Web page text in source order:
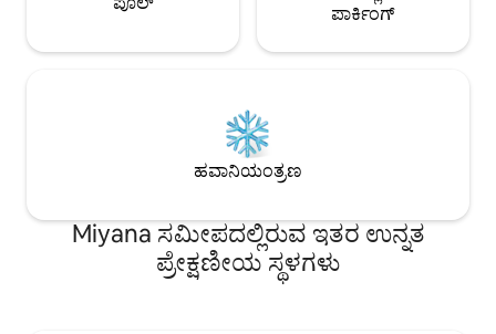
ಪಾರ್ಕಿಂಗ್
ಹವಾನಿಯಂತ್ರಣ
Miyana ಸಮೀಪದಲ್ಲಿರುವ ಇತರ ಉನ್ನತ
ಪ್ರೇಕ್ಷಣೀಯ ಸ್ಥಳಗಳು